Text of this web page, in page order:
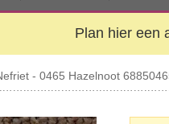
Plan hier een
- 0465 Hazelnoot